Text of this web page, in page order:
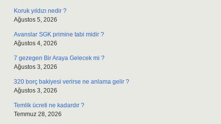
Koruk yıldızı nedir ?
Ağustos 5, 2026
Avanslar SGK primine tabi midir ?
Ağustos 4, 2026
7 gezegen Bir Araya Gelecek mi ?
Ağustos 3, 2026
320 borç bakiyesi verirse ne anlama gelir ?
Ağustos 3, 2026
Temlik ücreti ne kadardır ?
Temmuz 28, 2026